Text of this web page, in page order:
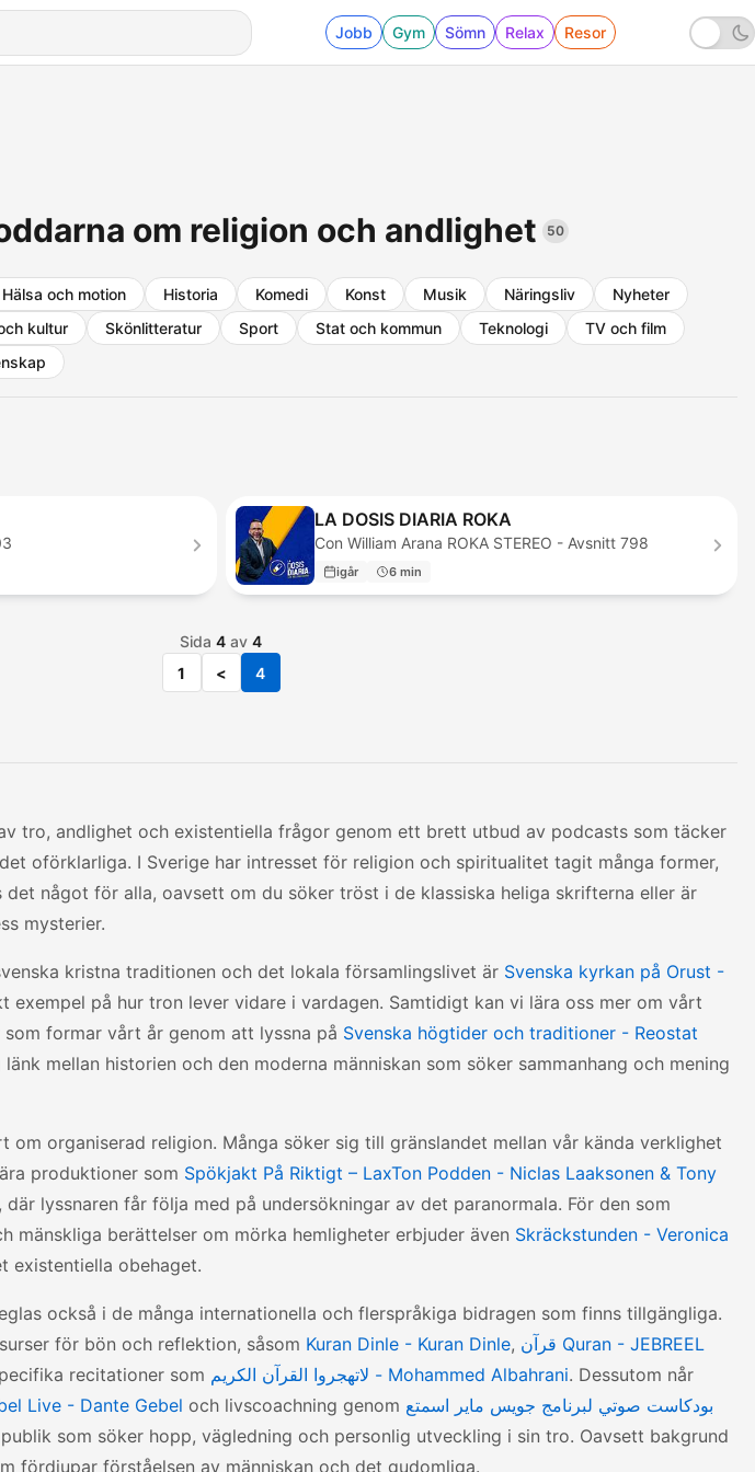
Jobb Gym Sömn Relax Resor
om religion och andlighet 50
Hälsa och motion Historia Komedi Konst Musik Näringsliv
Nyheter
kultur Skönlitteratur Sport Stat och kommun Teknologi
TV och film
LA DOSIS DIARIA ROKA
Con William Arana ROKA STEREO - Avsnitt 798
igår 6 min
Sida 4 av 4
1
< 4
tro, andlighet och existentiella frågor genom ett brett utbud av podcasts som täcker
oförklarliga. I Sverige har intresset för religion och spiritualitet tagit många former,
något för alla, oavsett om du söker tröst i de klassiska heliga skrifterna eller är
mysterier.
kristna traditionen och det lokala församlingslivet är Svenska kyrkan på Orust -
exempel på hur tron lever vidare i vardagen. Samtidigt kan vi lära oss mer om vårt
formar vårt år genom att lyssna på Svenska högtider och traditioner - Reostat
mellan historien och den moderna människan som söker sammanhang och mening
om organiserad religion. Många söker sig till gränslandet mellan vår kända verklighet
produktioner som Spökjakt På Riktigt – LaxTon Podden - Niclas Laaksonen & Tony
, där lyssnaren får följa med på undersökningar av det paranormala. För den som
mänskliga berättelser om mörka hemligheter erbjuder även Skräckstunden - Veronica
existentiella obehaget.
också i de många internationella och flerspråkiga bidragen som finns tillgängliga.
för bön och reflektion, såsom Kuran Dinle - Kuran Dinle, قرآن Quran - JEBREEL
recitationer som لاتهجروا القرآن الكريم - Mohammed Albahrani. Dessutom når
Live - Dante Gebel och livscoachning genom بودكاست صوتي لبرنامج جويس ماير اسمتع
som söker hopp, vägledning och personlig utveckling i sin tro. Oavsett bakgrund
fördjupar förståelsen av människan och det gudomliga.